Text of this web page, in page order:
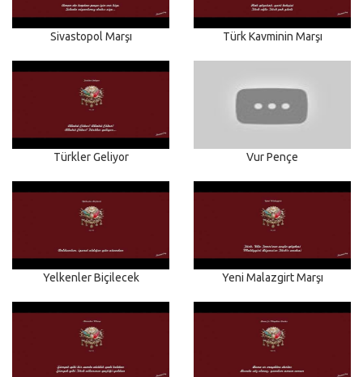
Sivastopol Marşı Türk Kavminin Marşı
Türkler Geliyor Vur Pençe
Yelkenler Biçilecek Yeni Malazgirt Marşı